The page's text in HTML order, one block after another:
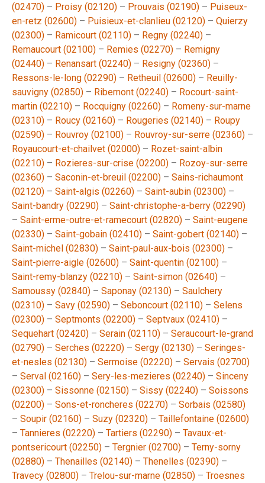
(02470) – Proisy (02120) – Prouvais (02190) – Puiseux-
en-retz (02600) – Puisieux-et-clanlieu (02120) – Quierzy
(02300) – Ramicourt (02110) – Regny (02240) –
Remaucourt (02100) – Remies (02270) – Remigny
(02440) – Renansart (02240) – Resigny (02360) –
Ressons-le-long (02290) – Retheuil (02600) – Reuilly-
sauvigny (02850) – Ribemont (02240) – Rocourt-saint-
martin (02210) – Rocquigny (02260) – Romeny-sur-marne
(02310) – Roucy (02160) – Rougeries (02140) – Roupy
(02590) – Rouvroy (02100) – Rouvroy-sur-serre (02360) –
Royaucourt-et-chailvet (02000) – Rozet-saint-albin
(02210) – Rozieres-sur-crise (02200) – Rozoy-sur-serre
(02360) – Saconin-et-breuil (02200) – Sains-richaumont
(02120) – Saint-algis (02260) – Saint-aubin (02300) –
Saint-bandry (02290) – Saint-christophe-a-berry (02290)
– Saint-erme-outre-et-ramecourt (02820) – Saint-eugene
(02330) – Saint-gobain (02410) – Saint-gobert (02140) –
Saint-michel (02830) – Saint-paul-aux-bois (02300) –
Saint-pierre-aigle (02600) – Saint-quentin (02100) –
Saint-remy-blanzy (02210) – Saint-simon (02640) –
Samoussy (02840) – Saponay (02130) – Saulchery
(02310) – Savy (02590) – Seboncourt (02110) – Selens
(02300) – Septmonts (02200) – Septvaux (02410) –
Sequehart (02420) – Serain (02110) – Seraucourt-le-grand
(02790) – Serches (02220) – Sergy (02130) – Seringes-
et-nesles (02130) – Sermoise (02220) – Servais (02700)
– Serval (02160) – Sery-les-mezieres (02240) – Sinceny
(02300) – Sissonne (02150) – Sissy (02240) – Soissons
(02200) – Sons-et-roncheres (02270) – Sorbais (02580)
– Soupir (02160) – Suzy (02320) – Taillefontaine (02600)
– Tannieres (02220) – Tartiers (02290) – Tavaux-et-
pontsericourt (02250) – Tergnier (02700) – Terny-sorny
(02880) – Thenailles (02140) – Thenelles (02390) –
Travecy (02800) – Trelou-sur-marne (02850) – Troesnes